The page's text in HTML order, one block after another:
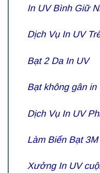
In UV Bình Giữ
Dịch Vụ In UV
Bạt 2 Da In UV
Bạt không gân in
Dịch Vụ In UV
Làm Biển Bạt
Xưởng In UV